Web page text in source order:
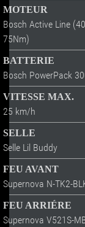
MOTEUR
Bosch Active Line
75Nm)
BATTERIE
Bosch PowerPack
VITESSE MAX.
25 km/h
SELLE
Selle Lil Buddy
FEU AVANT
Supernova N-TK2-
FEU ARRIÉRE
Supernova V521S-